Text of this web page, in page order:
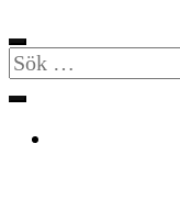
Sök
efter: